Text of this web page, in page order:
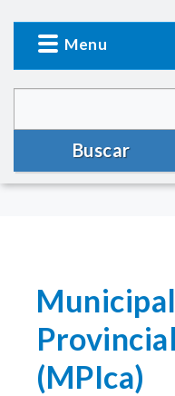
Menu
Buscar
(MPIca)